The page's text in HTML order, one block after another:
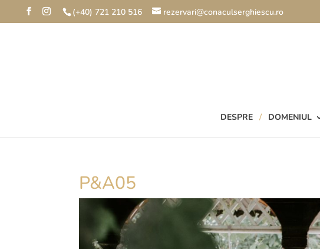
(+40) 721 210 516 rezervari@conaculserghiescu.ro
DESPRE DOMENIUL
P&A05